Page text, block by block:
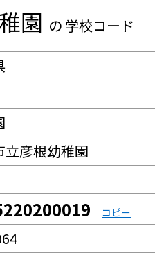
園 の 学校コード
立彦根幼稚園
コピー